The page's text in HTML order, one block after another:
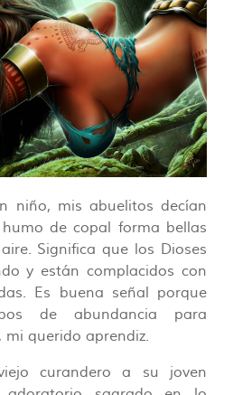
niño, mis abuelitos decían
de copal forma bellas
Significa que los Dioses
y están complacidos con
Es buena señal porque
de abundancia para
mi querido aprendiz.
curandero a su joven